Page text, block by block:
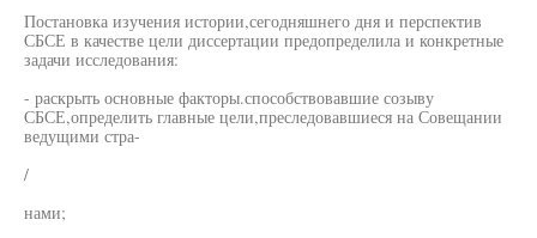
Постановка изучения истории,сегодняшнего дня и перспектив
СБСЕ в качестве цели диссертации предопределила и конкретные
задачи исследования:
- раскрыть основные факторы.способствовавшие созыву
СБСЕ,определить главные цели,преследовавшиеся на Совещании
ведущими стра-
/
нами;